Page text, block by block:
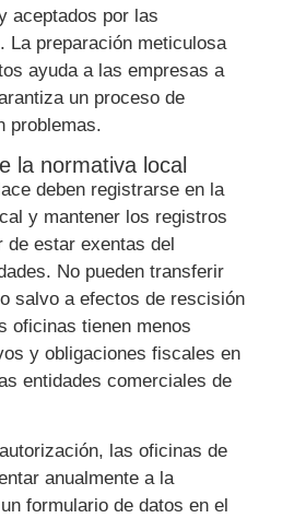
aceptados por las
La preparación meticulosa
ayuda a las empresas a
un proceso de
problemas.
la normativa local
deben registrarse en la
y mantener los registros
de estar exentas del
No pueden transferir
salvo a efectos de rescisión
oficinas tienen menos
y obligaciones fiscales en
entidades comerciales de
las oficinas de
anualmente a la
formulario de datos en el